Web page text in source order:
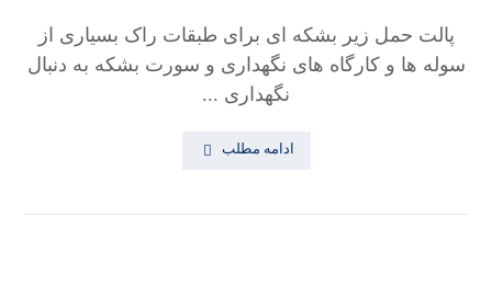
پالت حمل زیر بشکه ای برای طبقات راک بسیاری از
سوله ها و کارگاه های نگهداری و سورت بشکه به دنبال
نگهداری ...
ادامه مطلب